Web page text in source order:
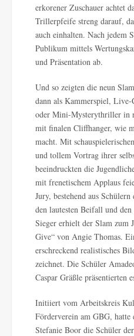
erkorener Zuschauer achtet
Trillerpfeife streng darauf,
auch einhalten. Nach jedem
Publikum mittels
und Präsentation ab.
Und so zeigten die neun
dann als Kammerspiel, Live-
oder Mini-Mysterythriller in
mit finalen Cliffhanger, wie
macht. Mit
und tollem Vortrag ihrer
beeindruckten die
mit frenetischem Applaus
Jury, bestehend aus
den lautesten Beifall und
Sieger erhielt der Slam zum
Give“ von Angie Thomas.
erschreckend realistisches
zeichnet. Die Schüler
Caspar Gräßle präsentierten
Initiiert vom Arbeitskreis
Förderverein am GBG,
Stefanie Boor die Schüler